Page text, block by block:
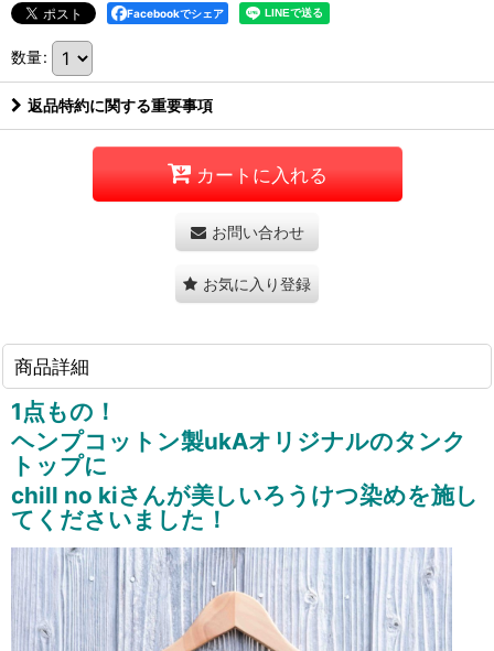
Facebookでシェア
数量:
返品特約に関する重要事項
カートに入れる
お問い合わせ
お気に入り登録
商品詳細
1点もの！
ヘンプコットン製ukAオリジナルのタンク
トップに
chill no kiさんが美しいろうけつ染めを施し
てくださいました！